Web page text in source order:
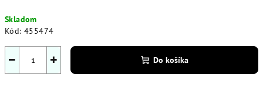
cena:
Skladom
Kód: 455474
+
− Do košíka